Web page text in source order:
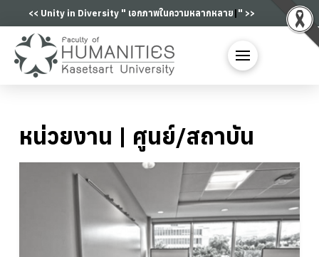
<< Unity in Diversity " เอกภาพในความหลากหล|" >>
หน่วยงาน | ศูนย์/สถาบัน